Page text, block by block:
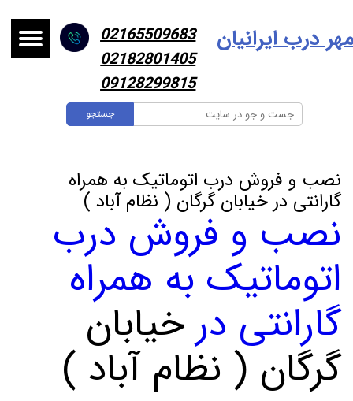
جستجو
درب ایرانیان
02165509683
02182801405
09128299815
نصب و فروش درب اتوماتیک به همراه
گارانتی در خیابان گرگان ( نظام آباد )
نصب و فروش درب
اتوماتیک به همراه
گارانتی در خیابان
گرگان ( نظام آباد )